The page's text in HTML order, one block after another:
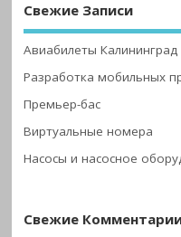
Свежие Записи
Авиабилеты
Разработка мобильных
Премьер-бас
Виртуальные номера
Насосы и насосное
Свежие